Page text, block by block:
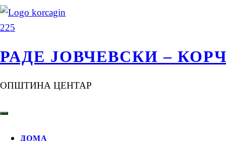
РАДЕ ЈОВЧЕВСКИ –
ОПШТИНА ЦЕНТАР
ДОМА